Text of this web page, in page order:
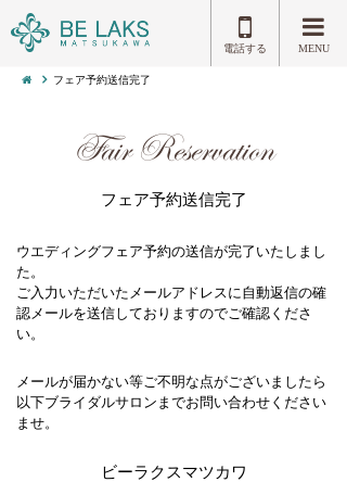
電話する MENU
フェア予約送信完了
Fair Reservation
フェア予約送信完了
ウエディングフェア予約の送信が完了いたしまし
た。
ご入力いただいたメールアドレスに自動返信の確
認メールを送信しておりますのでご確認くださ
い。
メールが届かない等ご不明な点がございましたら
以下ブライダルサロンまでお問い合わせください
ませ。
ビーラクスマツカワ